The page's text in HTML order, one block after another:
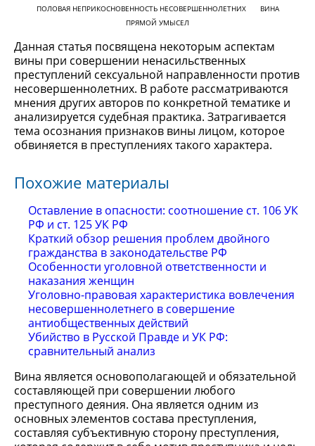
ПОЛОВАЯ НЕПРИКОСНОВЕННОСТЬ НЕСОВЕРШЕННОЛЕТНИХ
ВИНА
ПРЯМОЙ УМЫСЕЛ
Данная статья посвящена некоторым аспектам
вины при совершении ненасильственных
преступлений сексуальной направленности против
несовершеннолетних. В работе рассматриваются
мнения других авторов по конкретной тематике и
анализируется судебная практика. Затрагивается
тема осознания признаков вины лицом, которое
обвиняется в преступлениях такого характера.
Похожие материалы
Оставление в опасности: соотношение ст. 106 УК
РФ и ст. 125 УК РФ
Краткий обзор решения проблем двойного
гражданства в законодательстве РФ
Особенности уголовной ответственности и
наказания женщин
Уголовно-правовая характеристика вовлечения
несовершеннолетнего в совершение
антиобщественных действий
Убийство в Русской Правде и УК РФ:
сравнительный анализ
Вина является основополагающей и обязательной
составляющей при совершении любого
преступного деяния. Она является одним из
основных элементов состава преступления,
составляя субъективную сторону преступления,